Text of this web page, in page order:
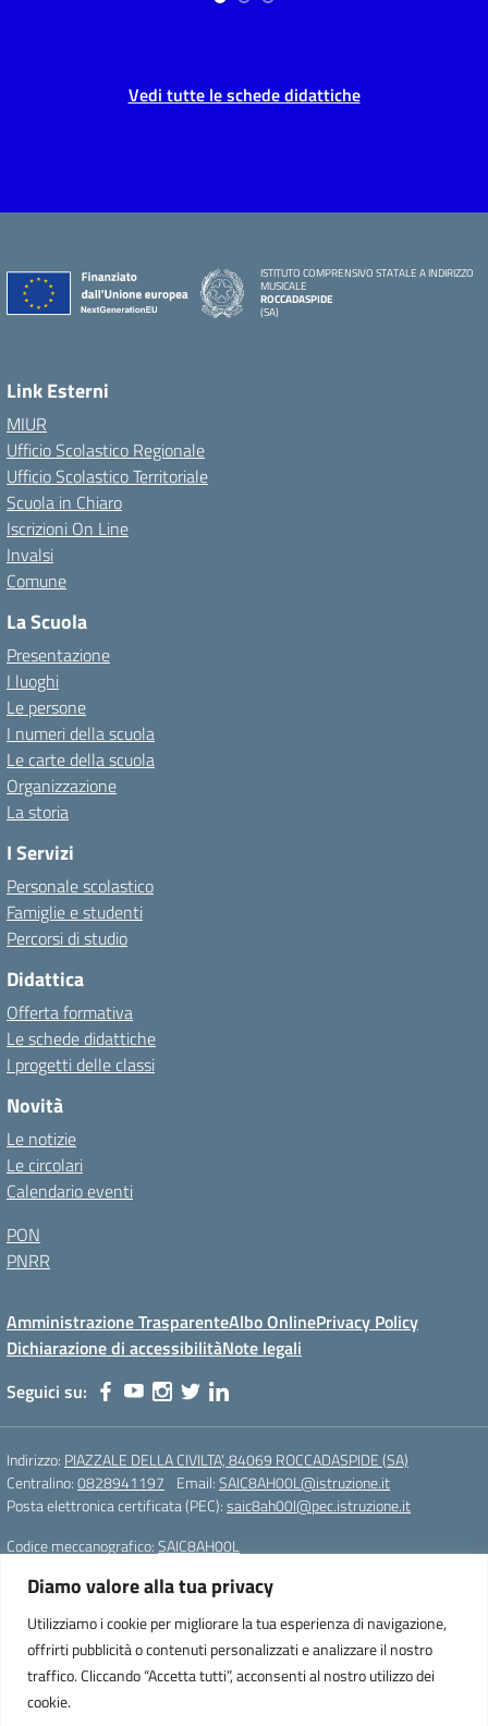
Diamo valore alla tua privacy
Utilizziamo i cookie per migliorare la tua esperienza di navigazione,
offrirti pubblicità o contenuti personalizzati e analizzare il nostro
traffico. Cliccando “Accetta tutti”, acconsenti al nostro utilizzo dei
cookie.
Vedi tutte le schede didattiche
ISTITUTO COMPRENSIVO STATALE A INDIRIZZO
MUSICALE
ROCCADASPIDE
(SA)
Link Esterni
MIUR
Ufficio Scolastico Regionale
Ufficio Scolastico Territoriale
Scuola in Chiaro
Iscrizioni On Line
Invalsi
Comune
La Scuola
Presentazione
I luoghi
Le persone
I numeri della scuola
Le carte della scuola
Organizzazione
La storia
I Servizi
Personale scolastico
Famiglie e studenti
Percorsi di studio
Didattica
Offerta formativa
Le schede didattiche
I progetti delle classi
Novità
Le notizie
Le circolari
Calendario eventi
PON
PNRR
Amministrazione TrasparenteAlbo OnlinePrivacy Policy
Dichiarazione di accessibilitàNote legali
Seguici su:
Indirizzo: PIAZZALE DELLA CIVILTA', 84069 ROCCADASPIDE (SA)
Centralino:0828941197 Email:SAIC8AH00L@istruzione.it
Posta elettronica certificata (PEC):saic8ah00l@pec.istruzione.it
Codice meccanografico:SAIC8AH00L
Istituto Comprensivo Statale di Roccadaspide (SA)
PIAZZALE DELLA CIVILTA', 84069 ROCCADASPIDE (SA)
Tel. 0828941197 – Fax. 0828941197
e-mail: SAIC8AH00L@istruzione.it
pec: saic8ah00l@pec.istruzione.it